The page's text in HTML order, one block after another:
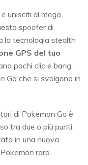
e unisciti al mega
spoofer di
la tecnologia stealth
GPS del tuo
pochi clic e bang,
Go che si svolgono in
di Pokemon Go è
tra due o più punti.
in una nuova
raro.